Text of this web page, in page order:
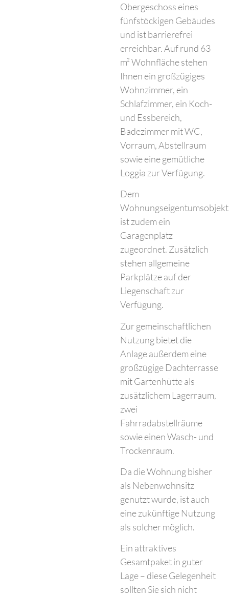
Obergeschoss eines
fünfstöckigen Gebäudes
und ist barrierefrei
erreichbar. Auf rund 63
m² Wohnfläche stehen
Ihnen ein großzügiges
Wohnzimmer, ein
Schlafzimmer, ein Koch-
und Essbereich,
Badezimmer mit WC,
Vorraum, Abstellraum
sowie eine gemütliche
Loggia zur Verfügung.
Dem
Wohnungseigentumsobjekt
ist zudem ein
Garagenplatz
zugeordnet. Zusätzlich
stehen allgemeine
Parkplätze auf der
Liegenschaft zur
Verfügung.
Zur gemeinschaftlichen
Nutzung bietet die
Anlage außerdem eine
großzügige Dachterrasse
mit Gartenhütte als
zusätzlichem Lagerraum,
zwei
Fahrradabstellräume
sowie einen Wasch- und
Trockenraum.
Da die Wohnung bisher
als Nebenwohnsitz
genutzt wurde, ist auch
eine zukünftige Nutzung
als solcher möglich.
Ein attraktives
Gesamtpaket in guter
Lage – diese Gelegenheit
sollten Sie sich nicht